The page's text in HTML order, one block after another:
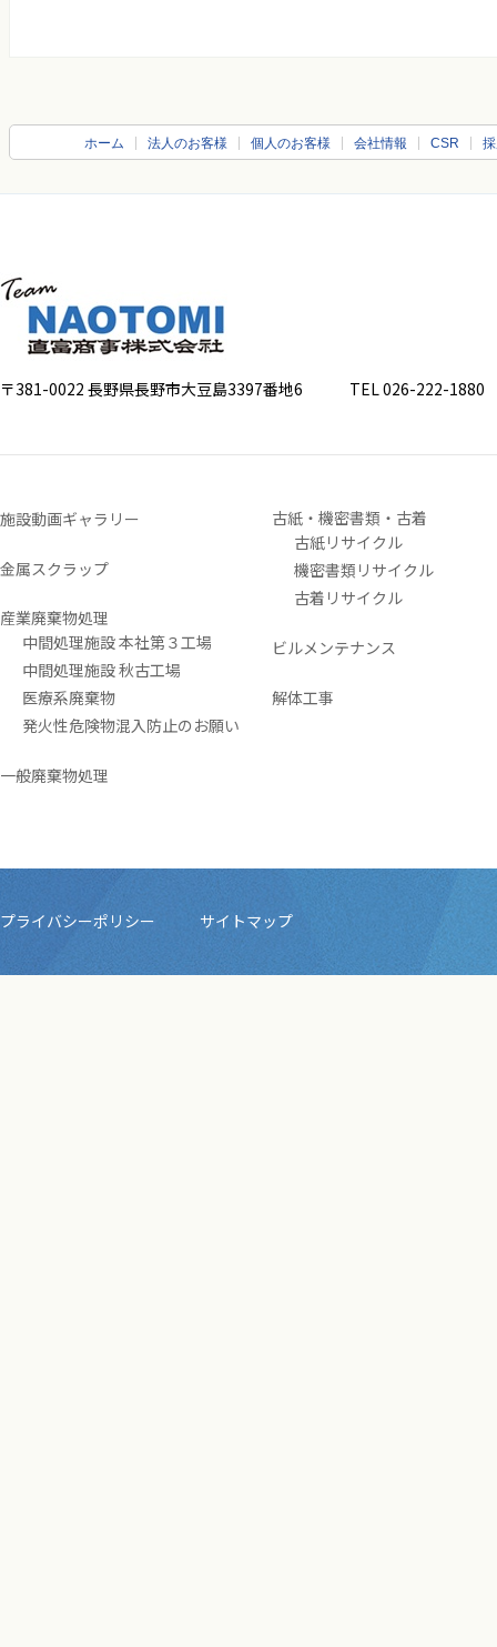
ホーム 法人のお客様 個人のお客様 会社情報 CSR
〒381-0022 長野県長野市大豆島3397番地6 TEL 026-222-1880
施設動画ギャラリー
金属スクラップ
産業廃棄物処理
中間処理施設 本社第３工場
中間処理施設 秋古工場
医療系廃棄物
発火性危険物混入防止のお願い
一般廃棄物処理
古紙・機密書類・古着
古紙リサイクル
機密書類リサイクル
古着リサイクル
ビルメンテナンス
解体工事
プライバシーポリシー サイトマップ